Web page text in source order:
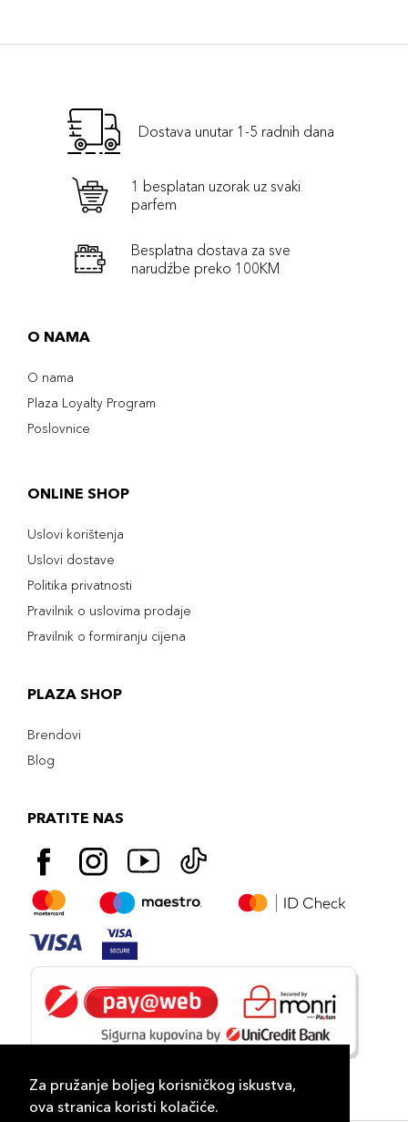
Za pružanje boljeg korisničkog iskustva,
ova stranica koristi kolačiće.
Dostava unutar 1-5 radnih dana
1 besplatan uzorak uz svaki
parfem
Besplatna dostava za sve
narudźbe preko 100KM
O NAMA
O nama
Plaza Loyalty Program
Poslovnice
ONLINE SHOP
Uslovi korištenja
Uslovi dostave
Politika privatnosti
Pravilnik o uslovima prodaje
Pravilnik o formiranju cijena
PLAZA SHOP
Brendovi
Blog
PRATITE NAS